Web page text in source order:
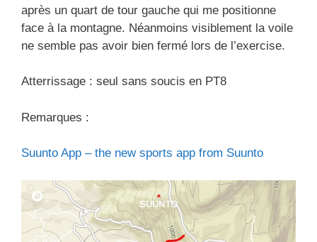
après un quart de tour gauche qui me positionne
face à la montagne. Néanmoins visiblement la voile
ne semble pas avoir bien fermé lors de l’exercise.
Atterrissage : seul sans soucis en PT8
Remarques :
Suunto App – the new sports app from Suunto